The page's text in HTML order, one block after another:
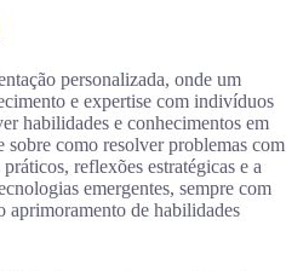
personalizada, onde um
e expertise com indivíduos
habilidades e conhecimentos em
como resolver problemas com
reflexões estratégicas e a
emergentes, sempre com
aprimoramento de habilidades